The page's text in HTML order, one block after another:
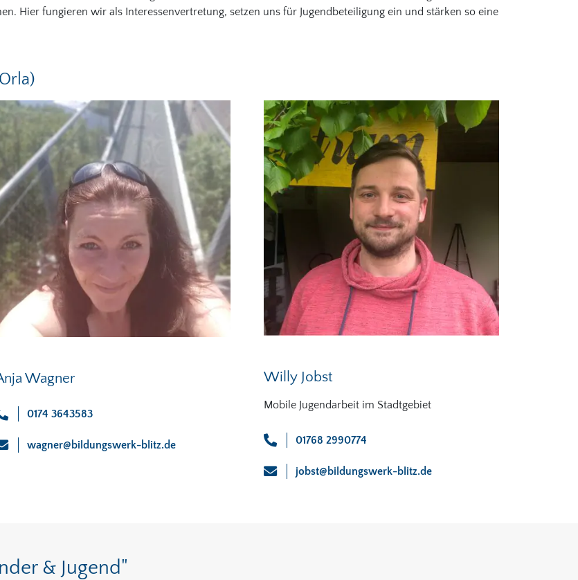
Hier fungieren wir als Interessenvertretung, setzen uns für Jugendbeteiligung ein und stärken so eine
Wagner
0174 3643583
wagner@bildungswerk-blitz.de
Willy Jobst
Mobile Jugendarbeit im Stadtgebiet
01768 2990774
jobst@bildungswerk-blitz.de
& Jugend"